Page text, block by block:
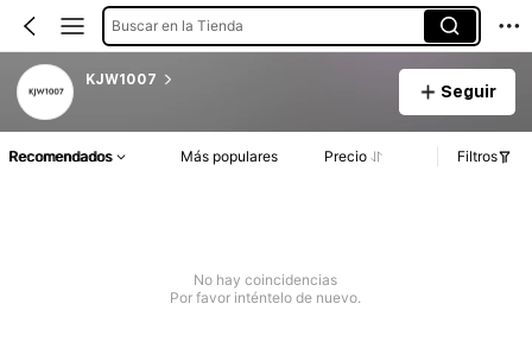
Buscar en la Tienda
KJW1007
Seguir
Recomendados Más populares Precio Filtros
No hay coincidencias
Por favor inténtelo de nuevo.